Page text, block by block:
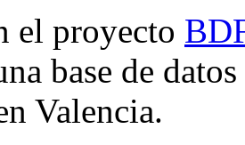
el proyecto
base de
Valencia.